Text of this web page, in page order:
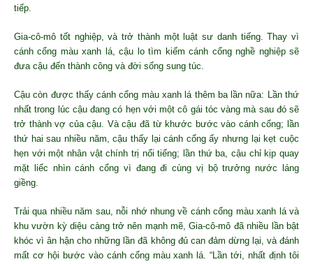
tiếp.
Gia-cô-mô tốt nghiệp, và trở thành một luật sư danh tiếng. Thay vì
cánh cổng màu xanh lá, cậu lo tìm kiếm cánh cổng nghề nghiệp sẽ
đưa cậu đến thành công và đời sống sung túc.
Cậu còn được thấy cánh cổng màu xanh lá thêm ba lần nữa: Lần thứ
nhất trong lúc cậu đang có hẹn với một cô gái tóc vàng mà sau đó sẽ
trở thành vợ của cậu. Và cậu đã từ khước bước vào cánh cổng; lần
thứ hai sau nhiều năm, cậu thấy lại cánh cổng ấy nhưng lại kẹt cuộc
hẹn với một nhân vật chính trị nổi tiếng; lần thứ ba, cậu chỉ kịp quay
mặt liếc nhìn cánh cổng vì đang đi cùng vị bộ trưởng nước láng
giềng.
Trải qua nhiều năm sau, nỗi nhớ nhung về cánh cổng màu xanh lá và
khu vườn kỳ diệu càng trở nên mạnh mẽ, Gia-cô-mô đã nhiều lần bật
khóc vì ân hận cho những lần đã không đủ can đảm dừng lại, và đánh
mất cơ hội bước vào cánh cổng màu xanh lá. “Lần tới, nhất định tôi